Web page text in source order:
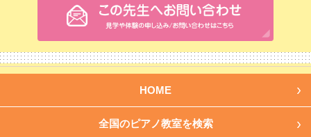
HOME
全国のピアノ教室を検索